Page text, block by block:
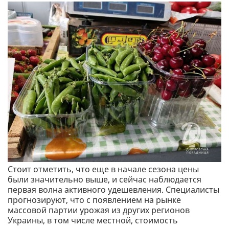
Стоит отметить, что еще в начале сезона цены
были значительно выше, и сейчас наблюдается
первая волна активного удешевления. Специалисты
прогнозируют, что с появлением на рынке
массовой партии урожая из других регионов
Украины, в том числе местной, стоимость